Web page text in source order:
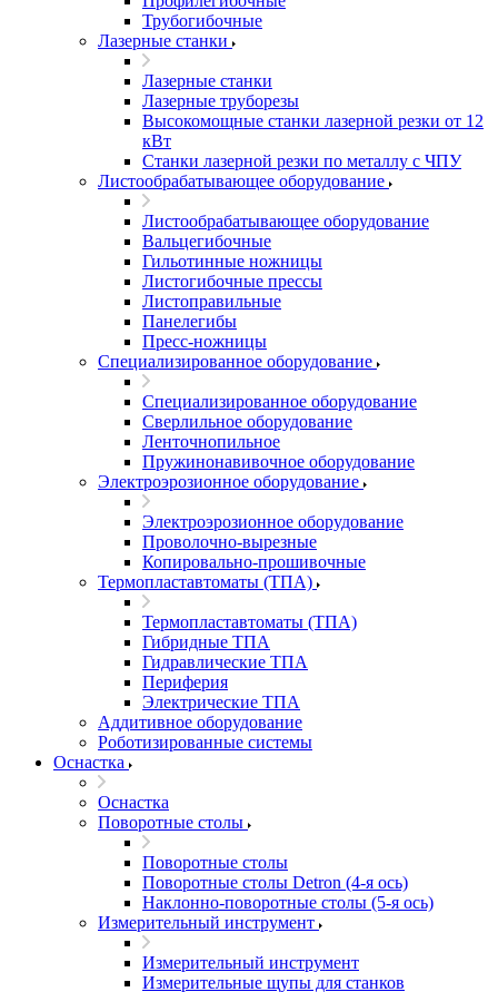
Трубогибочные
Лазерные станки
Лазерные станки
Лазерные труборезы
Высокомощные станки лазерной резки от 12
кВт
Станки лазерной резки по металлу с ЧПУ
Листообрабатывающее оборудование
Листообрабатывающее оборудование
Вальцегибочные
Гильотинные ножницы
Листогибочные прессы
Листоправильные
Панелегибы
Пресс-ножницы
Специализированное оборудование
Специализированное оборудование
Сверлильное оборудование
Ленточнопильное
Пружинонавивочное оборудование
Электроэрозионное оборудование
Электроэрозионное оборудование
Проволочно-вырезные
Копировально-прошивочные
Термопластавтоматы (ТПА)
Термопластавтоматы (ТПА)
Гибридные ТПА
Гидравлические ТПА
Периферия
Электрические ТПА
Аддитивное оборудование
Роботизированные системы
Оснастка
Оснастка
Поворотные столы
Поворотные столы
Поворотные столы Detron (4-я ось)
Наклонно-поворотные столы (5-я ось)
Измерительный инструмент
Измерительный инструмент
Измерительные щупы для станков